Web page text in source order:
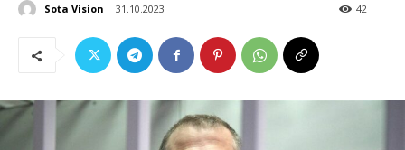
Sota Vision 31.10.2023 42